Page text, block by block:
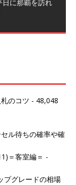
日に那覇を訪れ
の新年の羽田
コク経由でチ
のコツ - 48,048
ル待ちの確率や確
＝客室編＝ -
グレードの相場